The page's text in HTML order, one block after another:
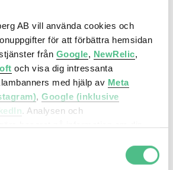
AB vill använda cookies och
för att förbättra hemsidan
från Google, NewRelic,
och visa dig intressanta
med hjälp av Meta
, Google (inklusive
. Analysen och
hur du använder hemsidan och
tjänster har om dig sedan tidigare.
framtidens
fem visionära
om hur de ser på
framtidens kontor.